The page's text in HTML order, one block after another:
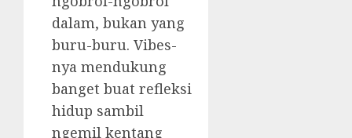
dalam, bukan yang
buru-buru. Vibes-
nya mendukung
banget buat refleksi
hidup sambil
ngemil kentang